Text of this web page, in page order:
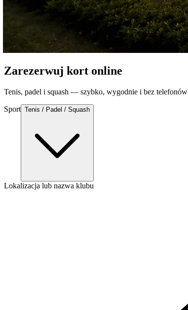
Zarezerwuj kort online
Tenis, padel i squash — szybko, wygodnie i bez telefonów
Sport Tenis / Padel / Squash
Lokalizacja lub nazwa klubu